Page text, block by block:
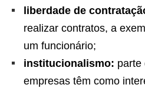
liberdade de
realizar contratos, a
um funcionário;
institucionalismo: parte
empresas têm como